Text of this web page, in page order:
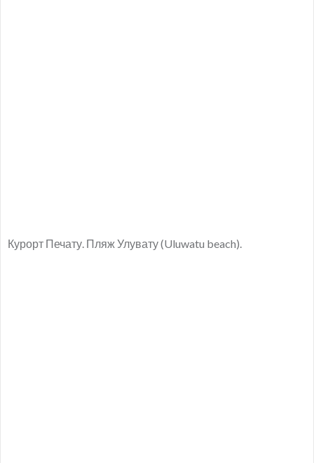
Курорт Печату. Пляж Улувату (Uluwatu beach).